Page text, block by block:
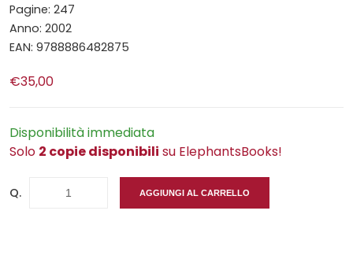
Pagine: 247
Anno: 2002
EAN: 9788886482875
€35,00
Disponibilità immediata
Solo 2 copie disponibili su ElephantsBooks!
Q. AGGIUNGI AL CARRELLO